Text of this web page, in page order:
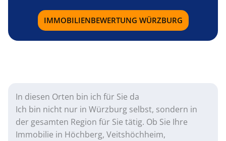
IMMOBILIENBEWERTUNG WÜRZBURG
In diesen Orten bin ich für Sie da
Ich bin nicht nur in Würzburg selbst, sondern in
der gesamten Region für Sie tätig. Ob Sie Ihre
Immobilie in Höchberg, Veitshöchheim,